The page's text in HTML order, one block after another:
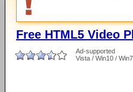
Free HTML5 Video
Ad-supported
Vista / Win10 /